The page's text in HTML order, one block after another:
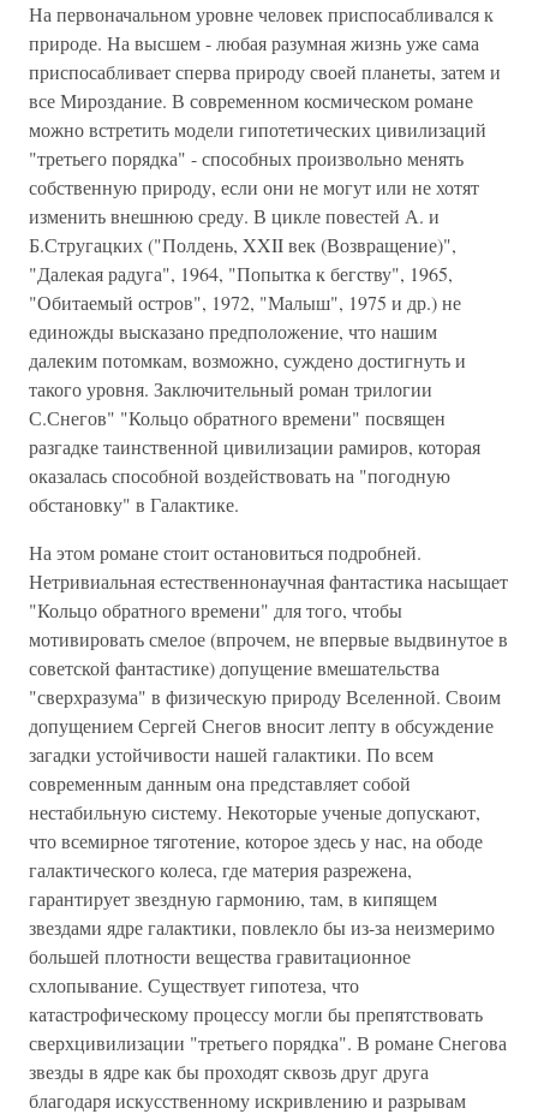
На первоначальном уровне человек приспосабливался к
природе. На высшем - любая разумная жизнь уже сама
приспосабливает сперва природу своей планеты, затем и
все Мироздание. В современном космическом романе
можно встретить модели гипотетических цивилизаций
"третьего порядка" - способных произвольно менять
собственную природу, если они не могут или не хотят
изменить внешнюю среду. В цикле повестей А. и
Б.Стругацких ("Полдень, XXII век (Возвращение)",
"Далекая радуга", 1964, "Попытка к бегству", 1965,
"Обитаемый остров", 1972, "Малыш", 1975 и др.) не
единожды высказано предположение, что нашим
далеким потомкам, возможно, суждено достигнуть и
такого уровня. Заключительный роман трилогии
С.Снегов" "Кольцо обратного времени" посвящен
разгадке таинственной цивилизации рамиров, которая
оказалась способной воздействовать на "погодную
обстановку" в Галактике.
На этом романе стоит остановиться подробней.
Нетривиальная естественнонаучная фантастика насыщает
"Кольцо обратного времени" для того, чтобы
мотивировать смелое (впрочем, не впервые выдвинутое в
советской фантастике) допущение вмешательства
"сверхразума" в физическую природу Вселенной. Своим
допущением Сергей Снегов вносит лепту в обсуждение
загадки устойчивости нашей галактики. По всем
современным данным она представляет собой
нестабильную систему. Некоторые ученые допускают,
что всемирное тяготение, которое здесь у нас, на ободе
галактического колеса, где материя разрежена,
гарантирует звездную гармонию, там, в кипящем
звездами ядре галактики, повлекло бы из-за неизмеримо
большей плотности вещества гравитационное
схлопывание. Существует гипотеза, что
катастрофическому процессу могли бы препятствовать
сверхцивилизации "третьего порядка". В романе Снегова
звезды в ядре как бы проходят сквозь друг друга
благодаря искусственному искривлению и разрывам